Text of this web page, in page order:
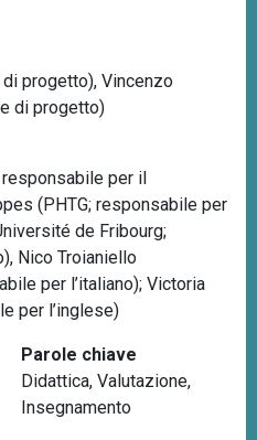
di progetto), Vincenzo
di progetto)
per il
(PHTG; responsabile per
de Fribourg;
Nico Troianiello
per l’italiano); Victoria
per l’inglese)
Parole chiave
Didattica, Valutazione,
Insegnamento